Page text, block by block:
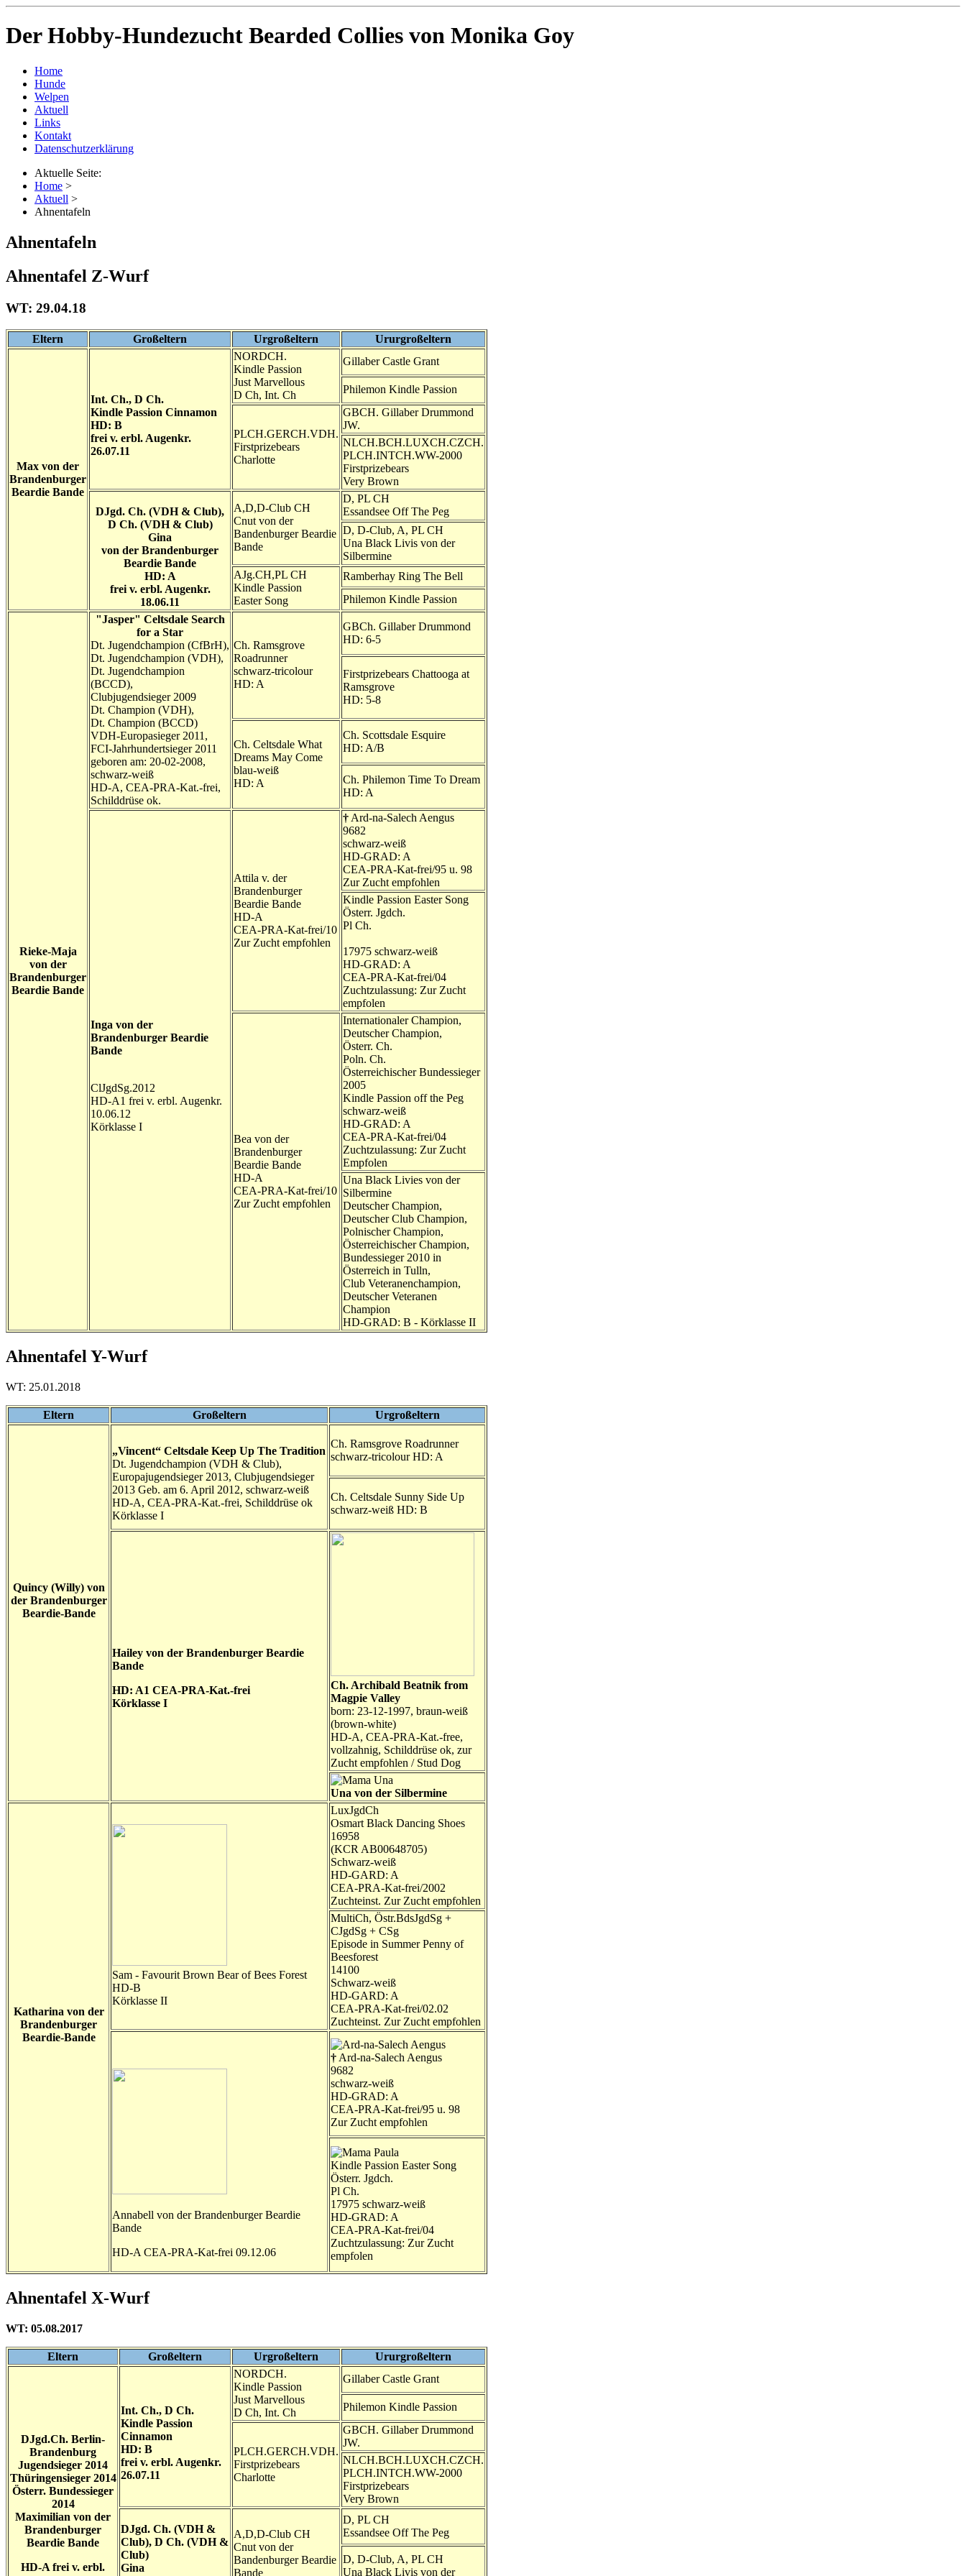
Der Hobby-Hundezucht Bearded Collies von Monika Goy
Home
Hunde
Welpen
Aktuell
Links
Kontakt
Datenschutzerklärung
Aktuelle Seite:
Home >
Aktuell >
Ahnentafeln
Ahnentafeln
Ahnentafel Z-Wurf
WT: 29.04.18
Eltern Großeltern Urgroßeltern Ururgroßeltern
Max von der
Brandenburger
Beardie Bande
Int. Ch., D Ch.
Kindle Passion Cinnamon
HD: B
frei v. erbl. Augenkr.
26.07.11
NORDCH.
Kindle Passion
Just Marvellous
D Ch, Int. Ch
Gillaber Castle Grant
Philemon Kindle Passion
PLCH.GERCH.VDH.
Firstprizebears
Charlotte
GBCH. Gillaber Drummond
JW.
NLCH.BCH.LUXCH.CZCH.
PLCH.INTCH.WW-2000
Firstprizebears
Very Brown
DJgd. Ch. (VDH & Club),
D Ch. (VDH & Club)
Gina
von der Brandenburger
Beardie Bande
HD: A
frei v. erbl. Augenkr.
18.06.11
A,D,D-Club CH
Cnut von der
Bandenburger Beardie
Bande
D, PL CH
Essandsee Off The Peg
D, D-Club, A, PL CH
Una Black Livis von der
Silbermine
AJg.CH,PL CH
Kindle Passion
Easter Song
Ramberhay Ring The Bell
Philemon Kindle Passion
Rieke-Maja
von der
Brandenburger
Beardie Bande
"Jasper" Celtsdale Search
for a Star
Dt. Jugendchampion (CfBrH),
Dt. Jugendchampion (VDH),
Dt. Jugendchampion
(BCCD),
Clubjugendsieger 2009
Dt. Champion (VDH),
Dt. Champion (BCCD)
VDH-Europasieger 2011,
FCI-Jahrhundertsieger 2011
geboren am: 20-02-2008,
schwarz-weiß
HD-A, CEA-PRA-Kat.-frei,
Schilddrüse ok.
Ch. Ramsgrove
Roadrunner
schwarz-tricolour
HD: A
GBCh. Gillaber Drummond
HD: 6-5
Firstprizebears Chattooga at
Ramsgrove
HD: 5-8
Ch. Celtsdale What
Dreams May Come
blau-weiß
HD: A
Ch. Scottsdale Esquire
HD: A/B
Ch. Philemon Time To Dream
HD: A
Inga von der
Brandenburger Beardie
Bande
ClJgdSg.2012
HD-A1 frei v. erbl. Augenkr.
10.06.12
Körklasse I
Attila v. der
Brandenburger
Beardie Bande
HD-A
CEA-PRA-Kat-frei/10
Zur Zucht empfohlen
† Ard-na-Salech Aengus
9682
schwarz-weiß
HD-GRAD: A
CEA-PRA-Kat-frei/95 u. 98
Zur Zucht empfohlen
Kindle Passion Easter Song
Österr. Jgdch.
Pl Ch.
17975 schwarz-weiß
HD-GRAD: A
CEA-PRA-Kat-frei/04
Zuchtzulassung: Zur Zucht
empfolen
Bea von der
Brandenburger
Beardie Bande
HD-A
CEA-PRA-Kat-frei/10
Zur Zucht empfohlen
Internationaler Champion,
Deutscher Champion,
Österr. Ch.
Poln. Ch.
Österreichischer Bundessieger
2005
Kindle Passion off the Peg
schwarz-weiß
HD-GRAD: A
CEA-PRA-Kat-frei/04
Zuchtzulassung: Zur Zucht
Empfolen
Una Black Livies von der
Silbermine
Deutscher Champion,
Deutscher Club Champion,
Polnischer Champion,
Österreichischer Champion,
Bundessieger 2010 in
Österreich in Tulln,
Club Veteranenchampion,
Deutscher Veteranen
Champion
HD-GRAD: B - Körklasse II
Ahnentafel Y-Wurf
WT: 25.01.2018
Eltern Großeltern Urgroßeltern
Quincy (Willy) von
der Brandenburger
Beardie-Bande
„Vincent“ Celtsdale Keep Up The Tradition
Dt. Jugendchampion (VDH & Club),
Europajugendsieger 2013, Clubjugendsieger
2013 Geb. am 6. April 2012, schwarz-weiß
HD-A, CEA-PRA-Kat.-frei, Schilddrüse ok
Körklasse I
Ch. Ramsgrove Roadrunner
schwarz-tricolour HD: A
Ch. Celtsdale Sunny Side Up
schwarz-weiß HD: B
Hailey von der Brandenburger Beardie
Bande
HD: A1 CEA-PRA-Kat.-frei
Körklasse I
Ch. Archibald Beatnik from
Magpie Valley
born: 23-12-1997, braun-weiß
(brown-white)
HD-A, CEA-PRA-Kat.-free,
vollzahnig, Schilddrüse ok, zur
Zucht empfohlen / Stud Dog
Una von der Silbermine
Katharina von der
Brandenburger
Beardie-Bande
Sam - Favourit Brown Bear of Bees Forest
HD-B
Körklasse II
LuxJgdCh
Osmart Black Dancing Shoes
16958
(KCR AB00648705)
Schwarz-weiß
HD-GARD: A
CEA-PRA-Kat-frei/2002
Zuchteinst. Zur Zucht empfohlen
MultiCh, Östr.BdsJgdSg +
CJgdSg + CSg
Episode in Summer Penny of
Beesforest
14100
Schwarz-weiß
HD-GARD: A
CEA-PRA-Kat-frei/02.02
Zuchteinst. Zur Zucht empfohlen
Annabell von der Brandenburger Beardie
Bande
HD-A CEA-PRA-Kat-frei 09.12.06
† Ard-na-Salech Aengus
9682
schwarz-weiß
HD-GRAD: A
CEA-PRA-Kat-frei/95 u. 98
Zur Zucht empfohlen
Kindle Passion Easter Song
Österr. Jgdch.
Pl Ch.
17975 schwarz-weiß
HD-GRAD: A
CEA-PRA-Kat-frei/04
Zuchtzulassung: Zur Zucht
empfolen
Ahnentafel X-Wurf
WT: 05.08.2017
Eltern Großeltern Urgroßeltern Ururgroßeltern
DJgd.Ch. Berlin-
Brandenburg
Jugendsieger 2014
Thüringensieger 2014
Österr. Bundessieger
2014
Maximilian von der
Brandenburger
Beardie Bande
HD-A frei v. erbl.
Int. Ch., D Ch.
Kindle Passion
Cinnamon
HD: B
frei v. erbl. Augenkr.
26.07.11
NORDCH.
Kindle Passion
Just Marvellous
D Ch, Int. Ch
Gillaber Castle Grant
Philemon Kindle Passion
PLCH.GERCH.VDH.
Firstprizebears
Charlotte
GBCH. Gillaber Drummond
JW.
NLCH.BCH.LUXCH.CZCH.
PLCH.INTCH.WW-2000
Firstprizebears
Very Brown
DJgd. Ch. (VDH &
Club), D Ch. (VDH &
Club)
Gina
A,D,D-Club CH
Cnut von der
Bandenburger Beardie
Bande
D, PL CH
Essandsee Off The Peg
D, D-Club, A, PL CH
Una Black Livis von der